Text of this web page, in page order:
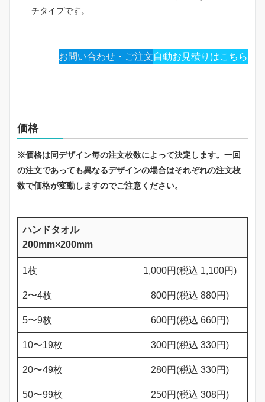
チタイプです。
お問い合わせ・ご注文自動お見積りはこちら
価格
※価格は同デザイン毎の注文枚数によって決定します。一回
の注文であっても異なるデザインの場合はそれぞれの注文枚
数で価格が変動しますのでご注意ください。
ハンドタオル
200mm×200mm
1枚 1,000円(税込 1,100円)
2〜4枚 800円(税込 880円)
5〜9枚 600円(税込 660円)
10〜19枚 300円(税込 330円)
20〜49枚 280円(税込 330円)
50〜99枚 250円(税込 308円)